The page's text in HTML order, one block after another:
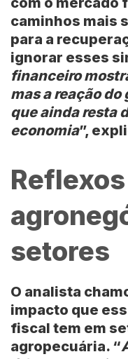
caminhos mais
para a
ignorar esses
financeiro
mas a reação
que ainda resta
economia”,
setores
O analista
impacto que
fiscal tem em
agropecuária. “